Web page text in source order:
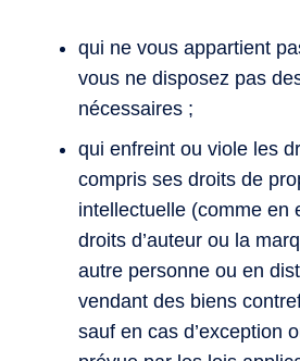
qui ne vous appartient
vous ne disposez pas
nécessaires ;
qui enfreint ou viole les
compris ses droits de
intellectuelle (comme en
droits d’auteur ou la
autre personne ou en
vendant des biens
sauf en cas d’exception